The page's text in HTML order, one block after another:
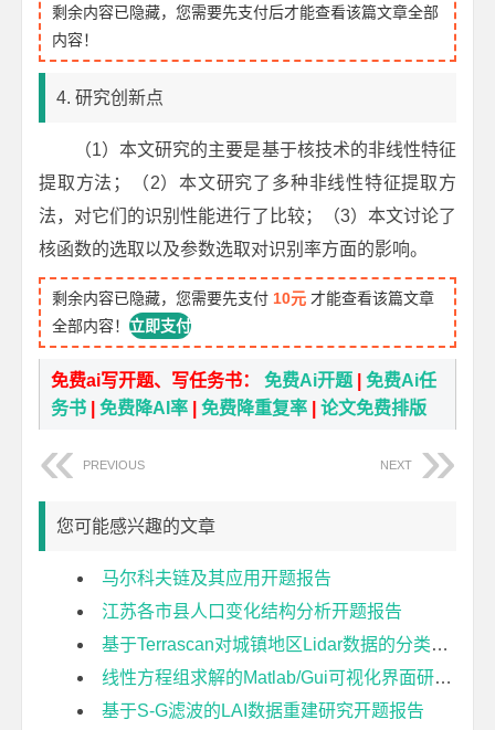
剩余内容已隐藏，您需要先支付后才能查看该篇文章全部
内容！
4. 研究创新点
（1）本文研究的主要是基于核技术的非线性特征
提取方法；（2）本文研究了多种非线性特征提取方
法，对它们的识别性能进行了比较；（3）本文讨论了
核函数的选取以及参数选取对识别率方面的影响。
剩余内容已隐藏，您需要先支付 10元 才能查看该篇文章
全部内容！立即支付
免费ai写开题、写任务书：免费Ai开题 |免费Ai任
务书 |免费降AI率 |免费降重复率 |论文免费排版
PREVIOUS NEXT
您可能感兴趣的文章
马尔科夫链及其应用开题报告
江苏各市县人口变化结构分析开题报告
基于Terrascan对城镇地区Lidar数据的分类研究开题报告
线性方程组求解的Matlab/Gui可视化界面研究开题报告
基于S-G滤波的LAI数据重建研究开题报告